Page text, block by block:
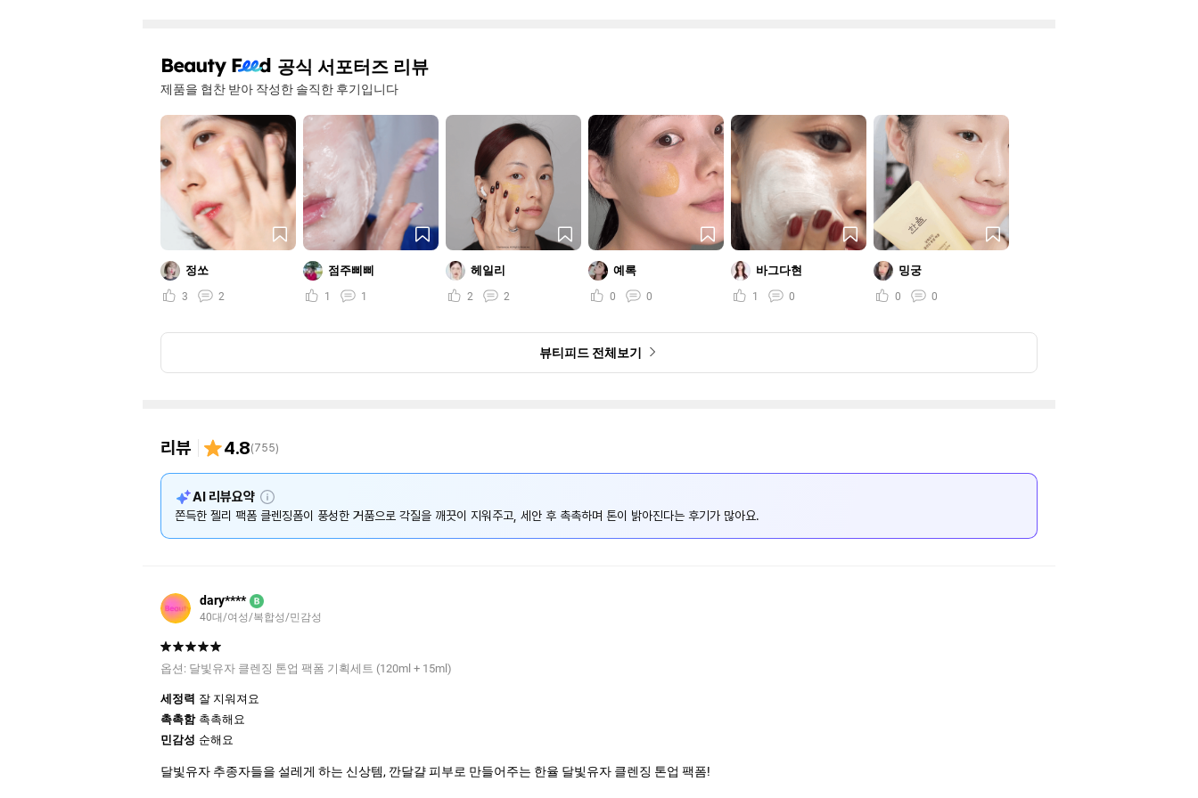
공식 서포터즈 리뷰
제품을 협찬 받아 작성한 솔직한 후기입니다
정쏘
3 2
점주삐삐
1 1
헤일리
2 2
예록
0 0
바그다현
1 0
밍궁
0 0
뷰티피드 전체보기
리뷰 4.8(755)
AI 리뷰요약 설
명
쫀득한 젤리 팩폼 클렌징폼이 풍성한 거품으로 각질을 깨끗이 지워주고, 세안 후 촉촉하며 톤이 밝아진다는 후기가 많아요.
dary**** B
40대/여성/복합성/민감성
옵션: 달빛유자 클렌징 톤업 팩폼 기획세트 (120ml + 15ml)
세정력 잘 지워져요
촉촉함 촉촉해요
민감성 순해요
달빛유자 추종자들을 설레게 하는 신상템, 깐달걀 피부로 만들어주는 한율 달빛유자 클렌징 톤업 팩폼!